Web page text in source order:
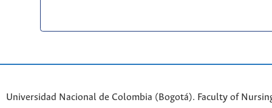
Universidad Nacional de Colombia (Bogotá). Faculty of